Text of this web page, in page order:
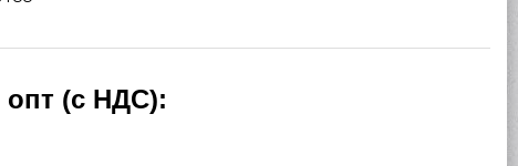
(с НДС):